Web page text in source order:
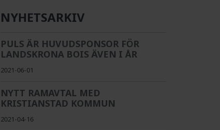
NYHETSARKIV
PULS ÄR HUVUDSPONSOR FÖR
LANDSKRONA BOIS ÄVEN I ÅR
2021-06-01
NYTT RAMAVTAL MED
KRISTIANSTAD KOMMUN
2021-04-16